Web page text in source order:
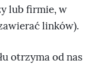
lub firmie, w
linków).
otrzyma od nas